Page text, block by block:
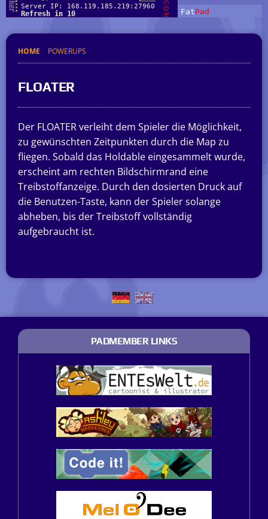
HOME POWERUPS
FLOATER
Der FLOATER verleiht dem Spieler die Möglichkeit,
zu gewünschten Zeitpunkten durch die Map zu
fliegen. Sobald das Holdable eingesammelt wurde,
erscheint am rechten Bildschirmrand eine
Treibstoffanzeige. Durch den dosierten Druck auf
die Benutzen-Taste, kann der Spieler solange
abheben, bis der Treibstoff vollständig
aufgebraucht ist.
PADMEMBER LINKS